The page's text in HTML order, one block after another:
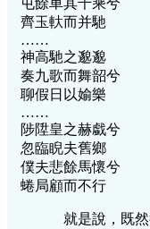
屯餘車其千乘兮
齊玉軑而并馳
……
神高馳之邈邈
奏九歌而舞韶兮
聊假日以媮樂
……
陟陞皇之赫戱兮
忽臨睨夫舊鄉
僕夫悲餘馬懷兮
蜷局顧而不行
就是說，既然得